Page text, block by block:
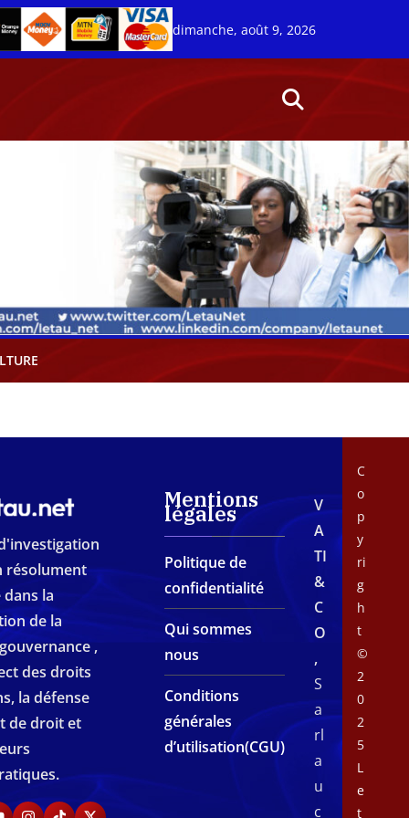
dimanche, août 9, 2026
résolument
dans la
de la
,
des droits
la défense
de droit et
Mentions
légales
Politique de
confidentialité
Qui sommes
nous
Conditions
générales
d’utilisation(CGU)
V
A
TI
&
C
O
,
S
a
rl
a
u
c
C
o
p
y
ri
g
h
t
©
2
0
2
5
L
e
t